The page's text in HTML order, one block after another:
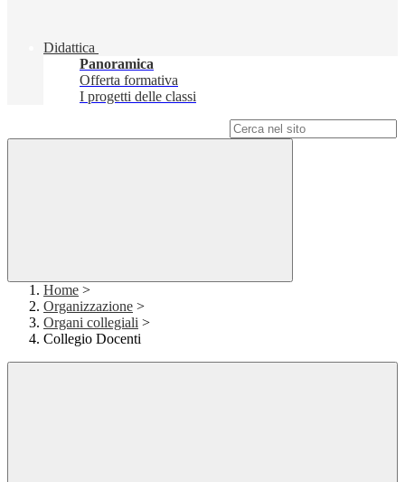
Didattica
Panoramica
Offerta formativa
I progetti delle classi
Home >
Organizzazione >
Organi collegiali >
Collegio Docenti